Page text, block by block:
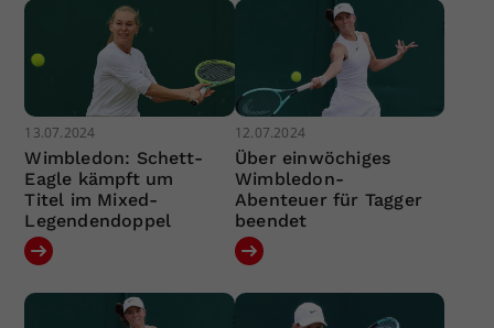
13.07.2024
Wimbledon: Schett-
Eagle kämpft um
Titel im Mixed-
Legendendoppel
12.07.2024
Über einwöchiges
Wimbledon-
Abenteuer für Tagger
beendet